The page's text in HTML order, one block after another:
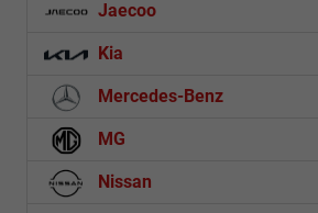
Jaecoo
Kia
Mercedes-Benz
MG
Nissan